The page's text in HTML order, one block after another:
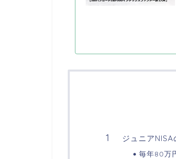
ジュニアNISA
毎年80万